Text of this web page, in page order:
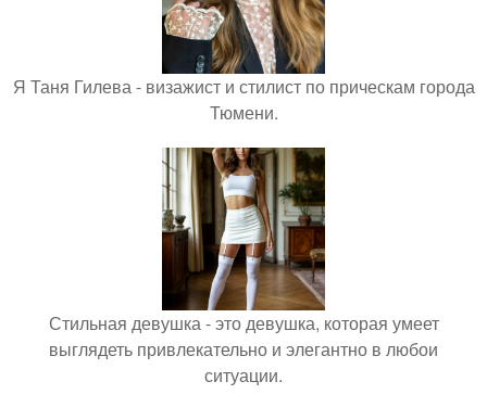
Я Таня Гилева - визажист и стилист по прическам города
Тюмени.
Стильная девушка - это девушка, которая умеет
выглядеть привлекательно и элегантно в любои
ситуации.